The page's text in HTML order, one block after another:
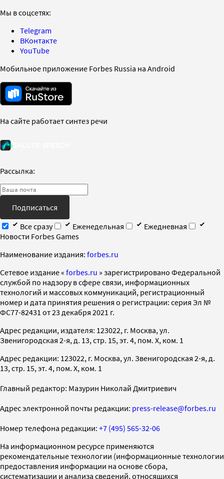
Мы в соцсетях:
Telegram
ВКонтакте
YouTube
Мобильное приложение Forbes Russia на Android
На сайте работает синтез речи
Рассылка:
Подписаться
Все сразу
Еженедельная
Ежедневная
Новости Forbes Games
Наименование издания: forbes.ru
Cетевое издание « forbes.ru » зарегистрировано Федеральной
службой по надзору в сфере связи, информационных
технологий и массовых коммуникаций, регистрационный
номер и дата принятия решения о регистрации: серия Эл №
ФС77-82431 от 23 декабря 2021 г.
Адрес редакции, издателя: 123022, г. Москва, ул.
Звенигородская 2-я, д. 13, стр. 15, эт. 4, пом. X, ком. 1
Адрес редакции: 123022, г. Москва, ул. Звенигородская 2-я, д.
13, стр. 15, эт. 4, пом. X, ком. 1
Главный редактор: Мазурин Николай Дмитриевич
Адрес электронной почты редакции: press-release@forbes.ru
Номер телефона редакции: +7 (495) 565-32-06
На информационном ресурсе применяются
рекомендательные технологии (информационные технологии
предоставления информации на основе сбора,
систематизации и анализа сведений, относящихся